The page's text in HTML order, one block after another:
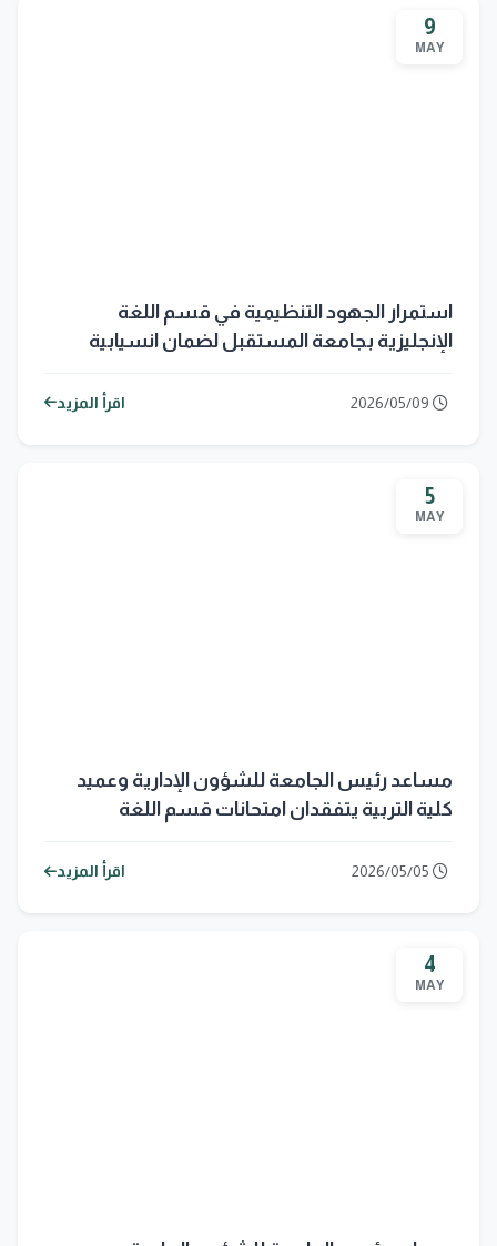
9
MAY
استمرار الجهود التنظيمية في قسم اللغة
الإنجليزية بجامعة المستقبل لضمان انسيابية
اقرأ المزيد
5
MAY
مساعد رئيس الجامعة للشؤون الإدارية وعميد
كلية التربية يتفقدان امتحانات قسم اللغة
اقرأ المزيد
4
MAY